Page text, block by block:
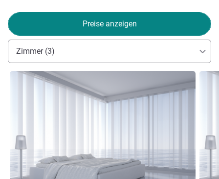
Preise anzeigen
Zimmer (3)
Details ansehen